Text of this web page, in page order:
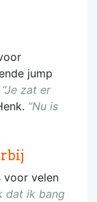
jump
“Je zat er
“Nu is
velen
dat ik bang